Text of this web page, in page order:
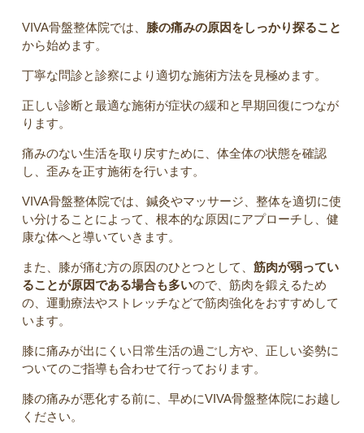
VIVA骨盤整体院では、 膝の痛みの原因をしっかり探ること
から始めます。
丁寧な問診と診察により適切な施術方法を見極めます。
正しい診断と最適な施術が症状の緩和と早期回復につなが
ります。
痛みのない生活を取り戻すために、体全体の状態を確認
し、歪みを正す施術を行います。
VIVA骨盤整体院では、鍼灸やマッサージ、整体を適切に使
い分けることによって、根本的な原因にアプローチし、健
康な体へと導いていきます。
また、膝が痛む方の原因のひとつとして、 筋肉が弱ってい
ることが原因である場合も多いので、筋肉を鍛えるため
の、運動療法やストレッチなどで筋肉強化をおすすめして
います。
膝に痛みが出にくい日常生活の過ごし方や、正しい姿勢に
ついてのご指導も合わせて行っております。
膝の痛みが悪化する前に、早めにVIVA骨盤整体院にお越し
ください。